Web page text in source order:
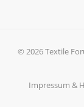
© 2026 Textile
Impressum &